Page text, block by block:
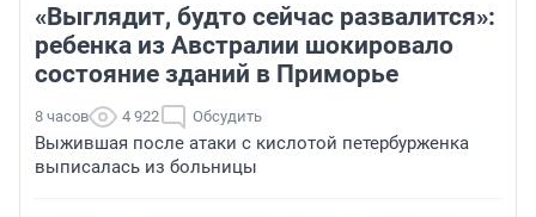
«Выглядит, будто сейчас развалится»:
ребенка из Австралии шокировало
состояние зданий в Приморье
8 часов 4 922 Обсудить
Выжившая после атаки с кислотой петербурженка
выписалась из больницы